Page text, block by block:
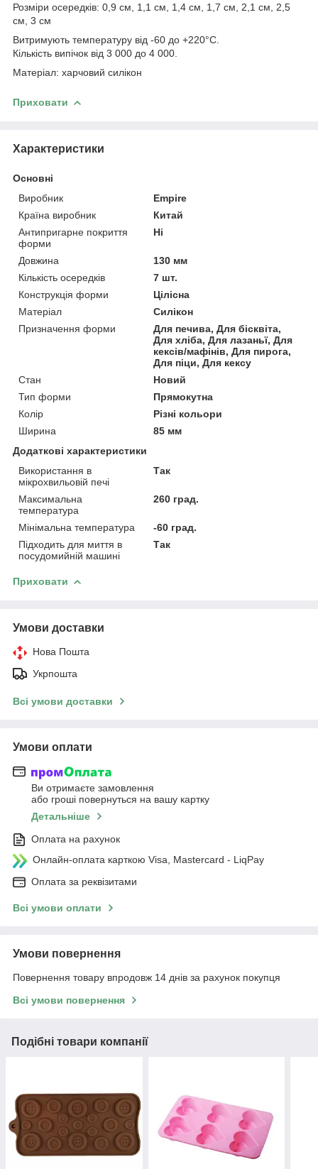
Розміри осередків: 0,9 см, 1,1 см, 1,4 см, 1,7 см, 2,1 см, 2,5
см, 3 см
Витримують температуру від -60 до +220°С.
Кількість випічок від 3 000 до 4 000.
Матеріал: харчовий силікон
Приховати
Характеристики
Основні
Виробник
Empire
Країна виробник
Китай
Антипригарне покриття
форми
Ні
Довжина
130 мм
Кількість осередків
7 шт.
Конструкція форми
Цілісна
Матеріал
Силікон
Призначення форми
Для печива, Для бісквіта,
Для хліба, Для лазаньї, Для
кексів/мафінів, Для пирога,
Для піци, Для кексу
Стан
Новий
Тип форми
Прямокутна
Колір
Різні кольори
Ширина
85 мм
Додаткові характеристики
Використання в
мікрохвильовій печі
Так
Максимальна
температура
260 град.
Мінімальна температура
-60 град.
Підходить для миття в
посудомийній машині
Так
Приховати
Умови доставки
Нова Пошта
Укрпошта
Всі умови доставки
Умови оплати
Ви отримаєте замовлення
або гроші повернуться на вашу картку
Детальніше
Оплата на рахунок
Онлайн-оплата карткою Visa, Mastercard - LiqPay
Оплата за реквізитами
Всі умови оплати
Умови повернення
Повернення товару впродовж 14 днів за рахунок покупця
Всі умови повернення
Подібні товари компанії